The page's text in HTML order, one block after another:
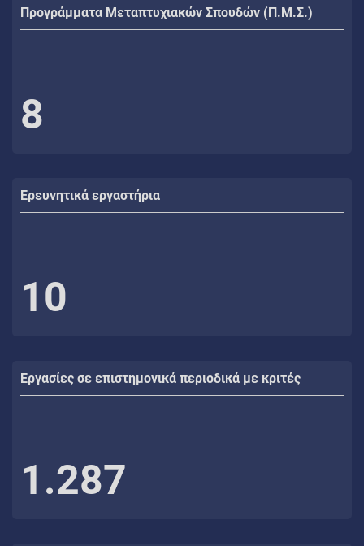
Προγράμματα Μεταπτυχιακών Σπουδών (Π.Μ.Σ.)
8
Ερευνητικά εργαστήρια
10
Εργασίες σε επιστημονικά περιοδικά με κριτές
1.287